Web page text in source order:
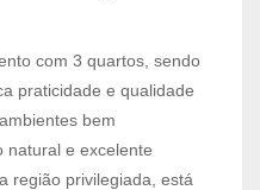
com 3 quartos, sendo
praticidade e qualidade
bem
natural e excelente
região privilegiada, está